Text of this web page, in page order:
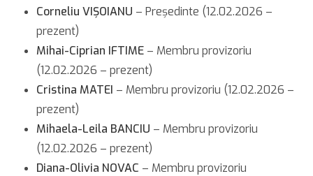
Corneliu VIȘOIANU – Președinte (12.02.2026 –
prezent)
Mihai-Ciprian IFTIME – Membru provizoriu
(12.02.2026 – prezent)
Cristina MATEI – Membru provizoriu (12.02.2026 –
prezent)
Mihaela-Leila BANCIU – Membru provizoriu
(12.02.2026 – prezent)
Diana-Olivia NOVAC – Membru provizoriu